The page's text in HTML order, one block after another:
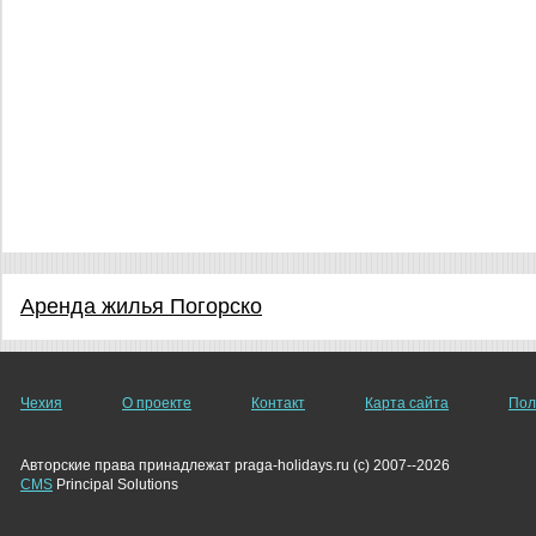
Аренда жилья Погорско
Чехия О проекте Контакт Карта сайта
Авторские права принадлежат praga-holidays.ru (c) 2007--2026
CMS Principal Solutions